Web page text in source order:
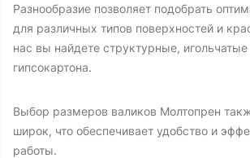
Разнообразие позволяет подобрать
для различных типов поверхностей и
нас вы найдете структурные,
гипсокартона.
Выбор размеров валиков Молтопрен
широк, что обеспечивает удобство и
работы.